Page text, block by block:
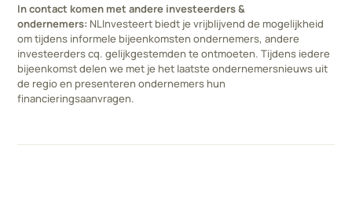
In contact komen met andere investeerders &
ondernemers: NLInvesteert biedt je vrijblijvend de mogelijkheid
om tijdens informele bijeenkomsten ondernemers, andere
investeerders cq. gelijkgestemden te ontmoeten. Tijdens iedere
bijeenkomst delen we met je het laatste ondernemersnieuws uit
de regio en presenteren ondernemers hun
financieringsaanvragen.